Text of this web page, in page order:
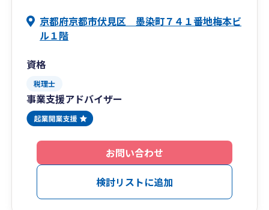
京都府京都市伏見区 墨染町７４１番地梅本ビ
ル１階
資格
税理士
事業支援アドバイザー
お問い合わせ
検討リストに追加